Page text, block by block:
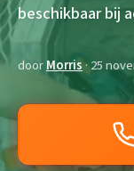
beschikbaar bij
doorMorris· 25